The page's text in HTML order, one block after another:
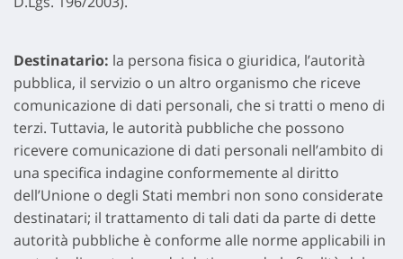
Destinatario: la persona fisica o giuridica, l’autorità
pubblica, il servizio o un altro organismo che riceve
comunicazione di dati personali, che si tratti o meno di
terzi. Tuttavia, le autorità pubbliche che possono
ricevere comunicazione di dati personali nell’ambito di
una specifica indagine conformemente al diritto
dell’Unione o degli Stati membri non sono considerate
destinatari; il trattamento di tali dati da parte di dette
autorità pubbliche è conforme alle norme applicabili in